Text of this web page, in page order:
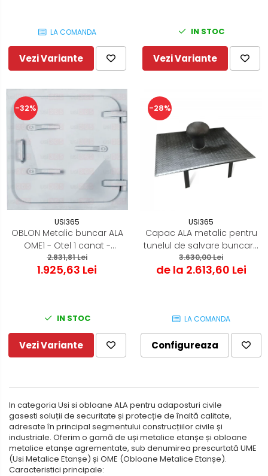
LA COMANDA
Vezi Variante
IN STOC
Vezi Variante
-32%
USI365
OBLON Metalic buncar ALA
OME1 - Otel 1 canat -
700x700
2.831,81 Lei
1.925,63 Lei
IN STOC
Vezi Variante
-28%
USI365
Capac ALA metalic pentru
tunelul de salvare buncar /
Adapostul civil
3.630,00 Lei
de la 2.613,60 Lei
LA COMANDA
Configureaza
In categoria Usi si obloane ALA pentru adaposturi civile
gasesti soluții de securitate și protecție de înaltă calitate,
adresate în principal segmentului construcțiilor civile și
industriale. Oferim o gamă de uși metalice etanșe și obloane
metalice etanșe agrementate, sub denumirea prescurtată UME
(Usi Metalice Etanșe) și OME (Obloane Metalice Etanșe).
Caracteristici principale: